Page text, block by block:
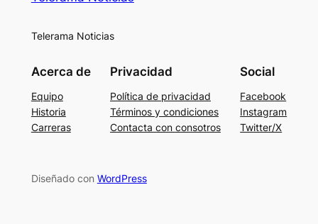
Telerama Noticias
Acerca de
Equipo
Historia
Carreras
Privacidad
Política de privacidad
Términos y condiciones
Contacta con consotros
Social
Facebook
Instagram
Twitter/X
Diseñado con WordPress